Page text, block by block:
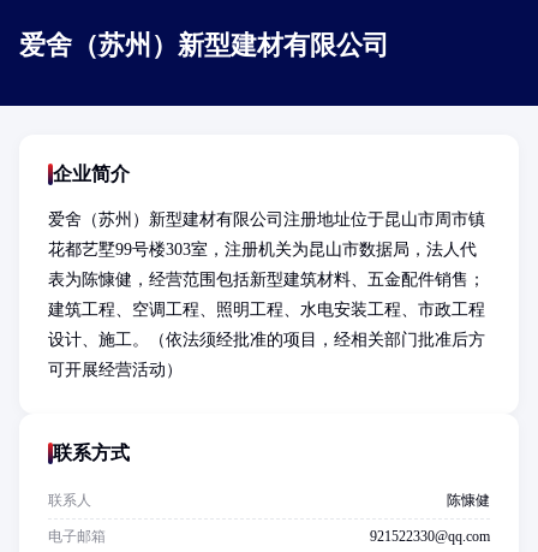
爱舍（苏州）新型建材有限公司
企业简介
爱舍（苏州）新型建材有限公司注册地址位于昆山市周市镇
花都艺墅99号楼303室，注册机关为昆山市数据局，法人代
表为陈慷健，经营范围包括新型建筑材料、五金配件销售；
建筑工程、空调工程、照明工程、水电安装工程、市政工程
设计、施工。（依法须经批准的项目，经相关部门批准后方
可开展经营活动）
联系方式
联系人 陈慷健
电子邮箱 921522330@qq.com